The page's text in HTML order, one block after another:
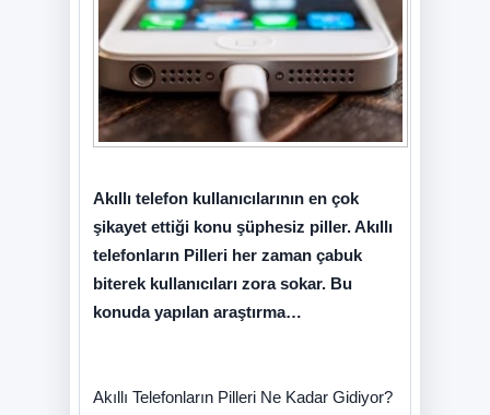
Akıllı telefon kullanıcılarının en çok
şikayet ettiği konu şüphesiz piller. Akıllı
telefonların Pilleri her zaman çabuk
biterek kullanıcıları zora sokar. Bu
konuda yapılan araştırma…
Akıllı Telefonların Pilleri Ne Kadar Gidiyor?